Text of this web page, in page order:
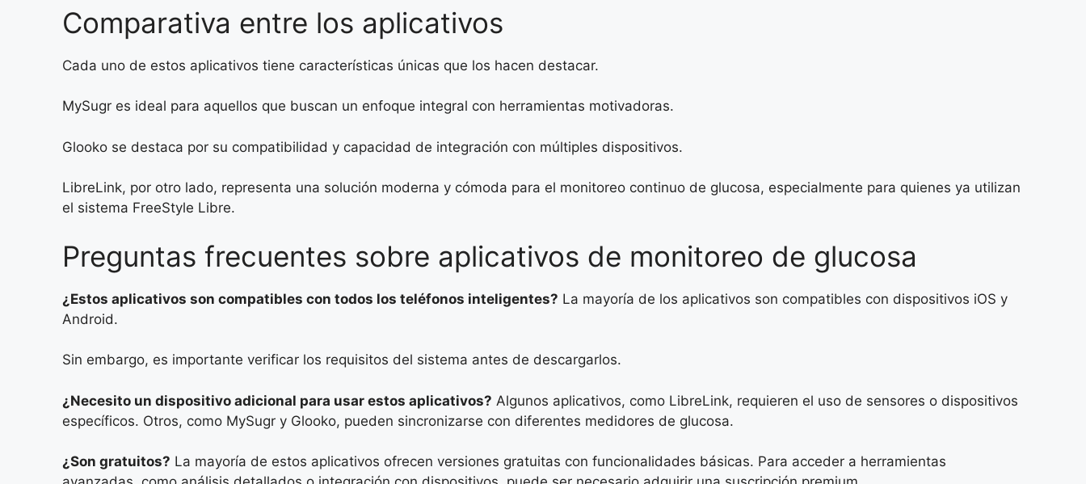
Comparativa entre los aplicativos
Cada uno de estos aplicativos tiene características únicas que los hacen destacar.
MySugr es ideal para aquellos que buscan un enfoque integral con herramientas motivadoras.
Glooko se destaca por su compatibilidad y capacidad de integración con múltiples dispositivos.
LibreLink, por otro lado, representa una solución moderna y cómoda para el monitoreo continuo de glucosa, especialmente para quienes ya utilizan
el sistema FreeStyle Libre.
Preguntas frecuentes sobre aplicativos de monitoreo de glucosa
¿Estos aplicativos son compatibles con todos los teléfonos inteligentes? La mayoría de los aplicativos son compatibles con dispositivos iOS y
Android.
Sin embargo, es importante verificar los requisitos del sistema antes de descargarlos.
¿Necesito un dispositivo adicional para usar estos aplicativos? Algunos aplicativos, como LibreLink, requieren el uso de sensores o dispositivos
específicos. Otros, como MySugr y Glooko, pueden sincronizarse con diferentes medidores de glucosa.
¿Son gratuitos? La mayoría de estos aplicativos ofrecen versiones gratuitas con funcionalidades básicas. Para acceder a herramientas